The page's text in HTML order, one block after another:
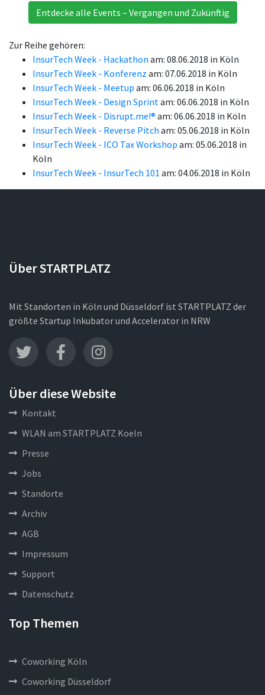
Entdecke alle Events – Vergangen und Zukünftig
Zur Reihe gehören:
InsurTech Week - Hackathon am: 08.06.2018 in Köln
InsurTech Week - Konferenz am: 07.06.2018 in Köln
InsurTech Week - Meetup am: 06.06.2018 in Köln
InsurTech Week - Design Sprintam: 06.06.2018 in Köln
InsurTech Week - Disrupt.me!® am: 06.06.2018 in Köln
InsurTech Week - Reverse Pitch am: 05.06.2018 in Köln
InsurTech Week - ICO Tax Workshop am: 05.06.2018 in
Köln
InsurTech Week - InsurTech 101 am: 04.06.2018 in Köln
Über STARTPLATZ
Mit Standorten in Köln und Düsseldorf ist STARTPLATZ der
größte Startup Inkubator und Accelerator in NRW
Über diese Website
Kontakt
WLAN am STARTPLATZ Koeln
Presse
Jobs
Standorte
Archiv
AGB
Impressum
Support
Datenschutz
Top Themen
Coworking Köln
Coworking Düsseldorf